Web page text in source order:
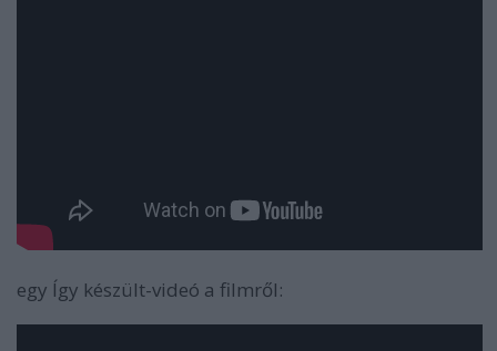
egy Így készült-videó a filmről: